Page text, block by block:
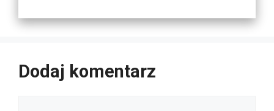
Dodaj komentarz